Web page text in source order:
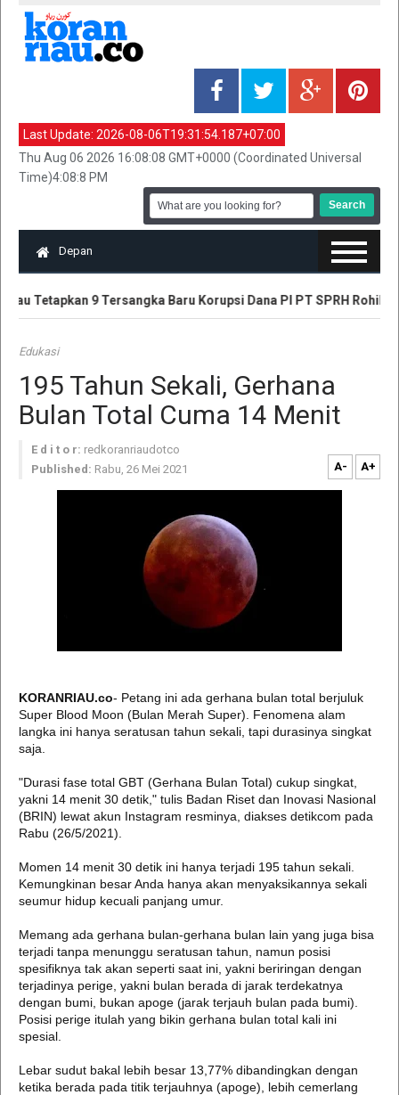
Last Update: 2026-08-06T19:31:54.187+07:00
Thu Aug 06 2026 16:08:08 GMT+0000 (Coordinated Universal
Time)4:08:8 PM
Depan
Tetapkan 9 Tersangka Baru Korupsi Dana PI PT SPRH Rohil
Edukasi
195 Tahun Sekali, Gerhana
Bulan Total Cuma 14 Menit
E d i t o r: redkoranriaudotco
Published: Rabu, 26 Mei 2021 A- A+
KORANRIAU.co- Petang ini ada gerhana bulan total berjuluk
Super Blood Moon (Bulan Merah Super). Fenomena alam
langka ini hanya seratusan tahun sekali, tapi durasinya singkat
saja.
"Durasi fase total GBT (Gerhana Bulan Total) cukup singkat,
yakni 14 menit 30 detik," tulis Badan Riset dan Inovasi Nasional
(BRIN) lewat akun Instagram resminya, diakses detikcom pada
Rabu (26/5/2021).
Momen 14 menit 30 detik ini hanya terjadi 195 tahun sekali.
Kemungkinan besar Anda hanya akan menyaksikannya sekali
seumur hidup kecuali panjang umur.
Memang ada gerhana bulan-gerhana bulan lain yang juga bisa
terjadi tanpa menunggu seratusan tahun, namun posisi
spesifiknya tak akan seperti saat ini, yakni beriringan dengan
terjadinya perige, yakni bulan berada di jarak terdekatnya
dengan bumi, bukan apoge (jarak terjauh bulan pada bumi).
Posisi perige itulah yang bikin gerhana bulan total kali ini
spesial.
Lebar sudut bakal lebih besar 13,77% dibandingkan dengan
ketika berada pada titik terjauhnya (apoge), lebih cemerlang